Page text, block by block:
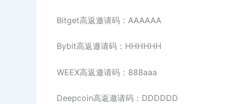
Bitget高返邀请码：AAAAAA
Bybit高返邀请码：HHHHHH
WEEX高返邀请码：888aaa
Deepcoin高返邀请码：DDDDDD